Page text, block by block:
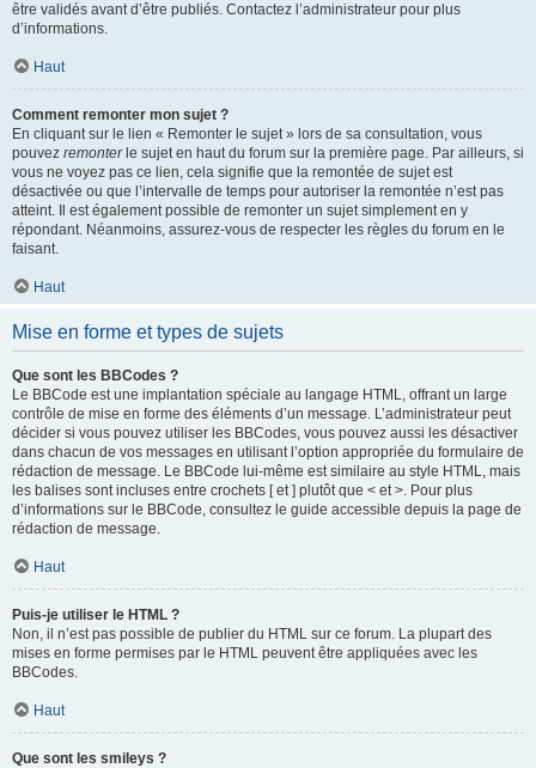
être validés avant d’être publiés. Contactez l’administrateur pour plus
d’informations.
Haut
Comment remonter mon sujet ?
En cliquant sur le lien « Remonter le sujet » lors de sa consultation, vous
pouvez remonterle sujet en haut du forum sur la première page. Par ailleurs, si
vous ne voyez pas ce lien, cela signifie que la remontée de sujet est
désactivée ou que l’intervalle de temps pour autoriser la remontée n’est pas
atteint. Il est également possible de remonter un sujet simplement en y
répondant. Néanmoins, assurez-vous de respecter les règles du forum en le
faisant.
Haut
Mise en forme et types de sujets
Que sont les BBCodes ?
Le BBCode est une implantation spéciale au langage HTML, offrant un large
contrôle de mise en forme des éléments d’un message. L’administrateur peut
décider si vous pouvez utiliser les BBCodes, vous pouvez aussi les désactiver
dans chacun de vos messages en utilisant l’option appropriée du formulaire de
rédaction de message. Le BBCode lui-même est similaire au style HTML, mais
les balises sont incluses entre crochets [ et ] plutôt que < et >. Pour plus
d’informations sur le BBCode, consultez le guide accessible depuis la page de
rédaction de message.
Haut
Puis-je utiliser le HTML ?
Non, il n’est pas possible de publier du HTML sur ce forum. La plupart des
mises en forme permises par le HTML peuvent être appliquées avec les
BBCodes.
Haut
Que sont les smileys ?